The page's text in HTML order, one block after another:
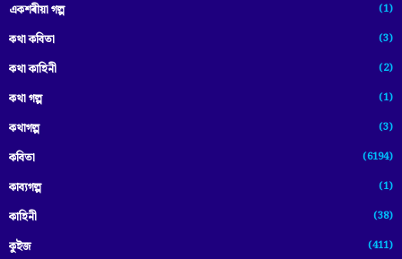
একশৰীয়া গল্প (1)
কথা কবিতা (3)
কথা কাহিনী (2)
কথা গল্প (1)
কথাগল্প (3)
কবিতা (6194)
কাব্যগল্প (1)
কাহিনী (38)
কুইজ (411)